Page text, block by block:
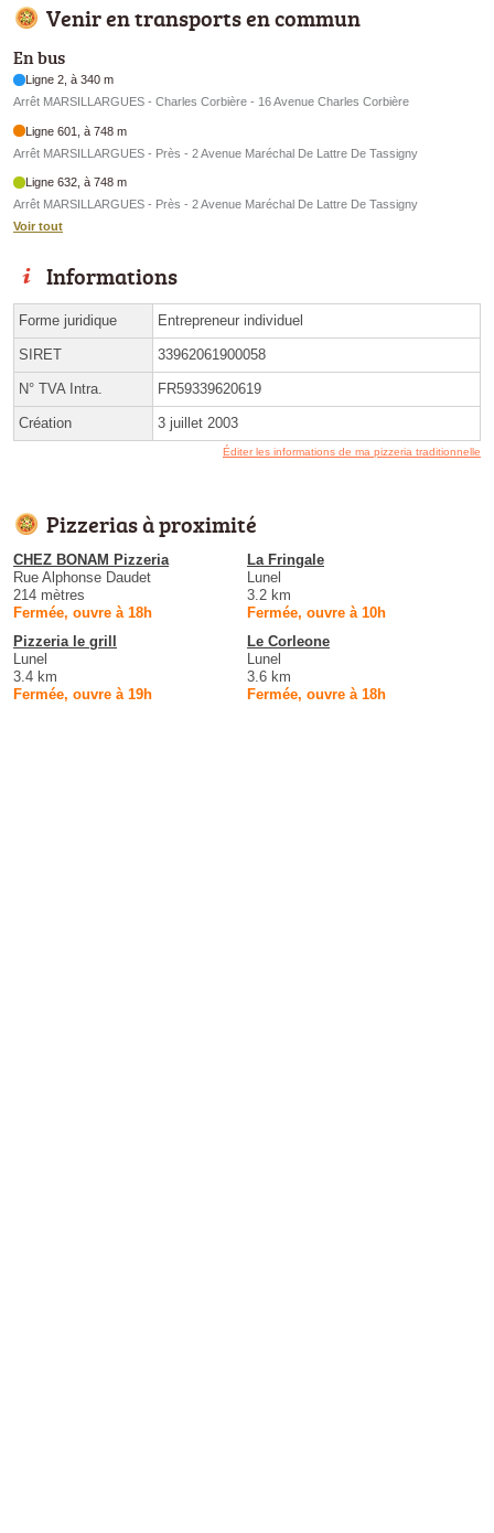
Venir en transports en commun
En bus
Ligne 2, à 340 m
Arrêt MARSILLARGUES - Charles Corbière - 16 Avenue Charles Corbière
Ligne 601, à 748 m
Arrêt MARSILLARGUES - Près - 2 Avenue Maréchal De Lattre De Tassigny
Ligne 632, à 748 m
Arrêt MARSILLARGUES - Près - 2 Avenue Maréchal De Lattre De Tassigny
Voir tout
Informations
Forme juridique Entrepreneur individuel
SIRET 33962061900058
N° TVA Intra. FR59339620619
Création 3 juillet 2003
Éditer les informations de ma pizzeria traditionnelle
Pizzerias à proximité
CHEZ BONAM Pizzeria
Rue Alphonse Daudet
214 mètres
Fermée, ouvre à 18h
La Fringale
Lunel
3.2 km
Fermée, ouvre à 10h
Pizzeria le grill
Lunel
3.4 km
Fermée, ouvre à 19h
Le Corleone
Lunel
3.6 km
Fermée, ouvre à 18h